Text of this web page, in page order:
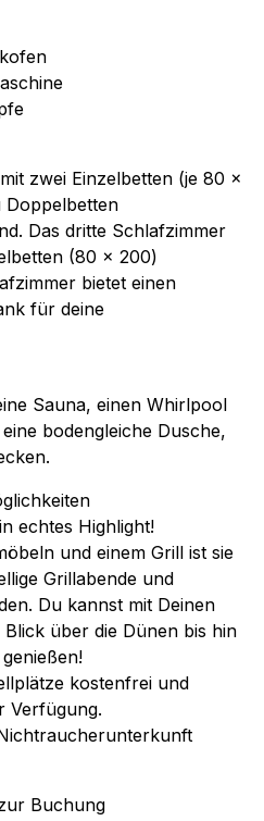
zwei Einzelbetten (je 80 x
Doppelbetten
Das dritte Schlafzimmer
(80 x 200)
bietet einen
für deine
Sauna, einen Whirlpool
bodengleiche Dusche,
echtes Highlight!
und einem Grill ist sie
Grillabende und
Du kannst mit Deinen
über die Dünen bis hin
kostenfrei und
Verfügung.
Buchung